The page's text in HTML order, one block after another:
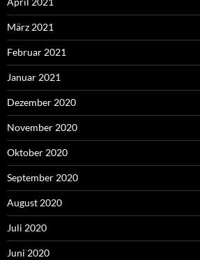
März 2021
Februar 2021
Januar 2021
Dezember 2020
November 2020
Oktober 2020
September 2020
August 2020
Juli 2020
Juni 2020